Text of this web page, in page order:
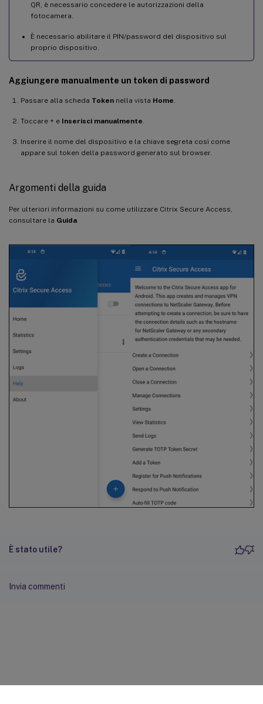
QR, è necessario concedere le autorizzazioni della
fotocamera.
È necessario abilitare il PIN/password del dispositivo sul
proprio dispositivo.
Aggiungere manualmente un token di password
Passare alla scheda Token nella vista Home.
Toccare + e Inserisci manualmente.
Inserire il nome del dispositivo e la chiave segreta così come
appare sul token della password generato sul browser.
Argomenti della guida
Per ulteriori informazioni su come utilizzare Citrix Secure Access,
consultare la Guida.
È stato utile?
Invia commenti